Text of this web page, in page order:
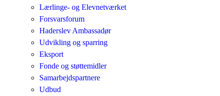
Lærlinge- og Elevnetværket
Forsvarsforum
Haderslev Ambassadør
Udvikling og sparring
Eksport
Fonde og støttemidler
Samarbejdspartnere
Udbud